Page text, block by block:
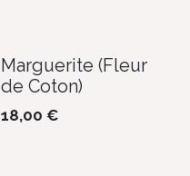
Marguerite (Fleur
de Coton)
18,00 €